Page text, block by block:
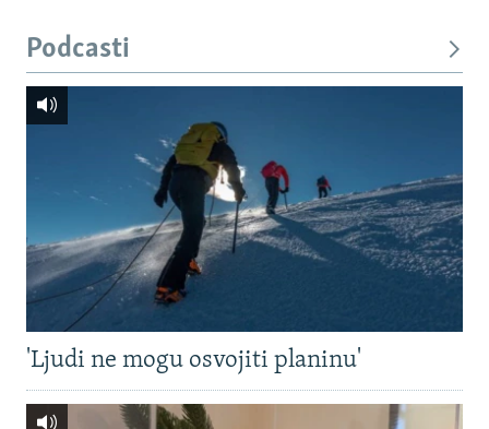
Podcasti
'Ljudi ne mogu osvojiti planinu'